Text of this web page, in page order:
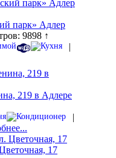
парк» Адлер
9898 ↑
|
219 в Адлере
|
17